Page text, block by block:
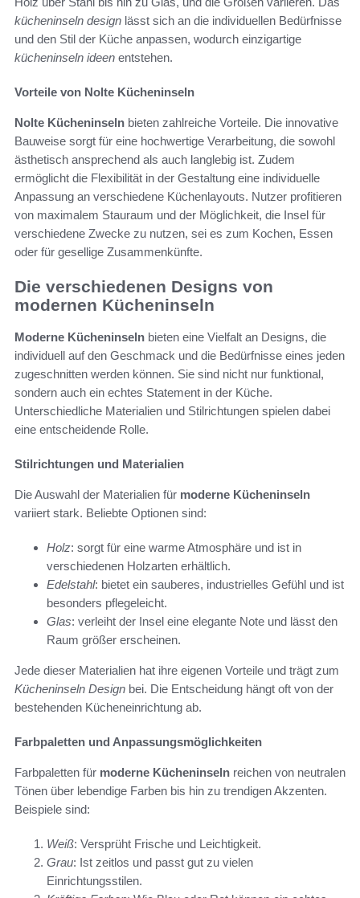
kücheninseln design lässt sich an die individuellen Bedürfnisse
und den Stil der Küche anpassen, wodurch einzigartige
kücheninseln ideen entstehen.
Vorteile von Nolte Kücheninseln
Nolte Kücheninseln bieten zahlreiche Vorteile. Die innovative
Bauweise sorgt für eine hochwertige Verarbeitung, die sowohl
ästhetisch ansprechend als auch langlebig ist. Zudem
ermöglicht die Flexibilität in der Gestaltung eine individuelle
Anpassung an verschiedene Küchenlayouts. Nutzer profitieren
von maximalem Stauraum und der Möglichkeit, die Insel für
verschiedene Zwecke zu nutzen, sei es zum Kochen, Essen
oder für gesellige Zusammenkünfte.
Die verschiedenen Designs von
modernen Kücheninseln
Moderne Kücheninseln bieten eine Vielfalt an Designs, die
individuell auf den Geschmack und die Bedürfnisse eines jeden
zugeschnitten werden können. Sie sind nicht nur funktional,
sondern auch ein echtes Statement in der Küche.
Unterschiedliche Materialien und Stilrichtungen spielen dabei
eine entscheidende Rolle.
Stilrichtungen und Materialien
Die Auswahl der Materialien für moderne Kücheninseln
variiert stark. Beliebte Optionen sind:
Holz: sorgt für eine warme Atmosphäre und ist in
verschiedenen Holzarten erhältlich.
Edelstahl: bietet ein sauberes, industrielles Gefühl und ist
besonders pflegeleicht.
Glas: verleiht der Insel eine elegante Note und lässt den
Raum größer erscheinen.
Jede dieser Materialien hat ihre eigenen Vorteile und trägt zum
Kücheninseln Design bei. Die Entscheidung hängt oft von der
bestehenden Kücheneinrichtung ab.
Farbpaletten und Anpassungsmöglichkeiten
Farbpaletten für moderne Kücheninseln reichen von neutralen
Tönen über lebendige Farben bis hin zu trendigen Akzenten.
Beispiele sind:
Weiß: Versprüht Frische und Leichtigkeit.
Grau: Ist zeitlos und passt gut zu vielen
Einrichtungsstilen.